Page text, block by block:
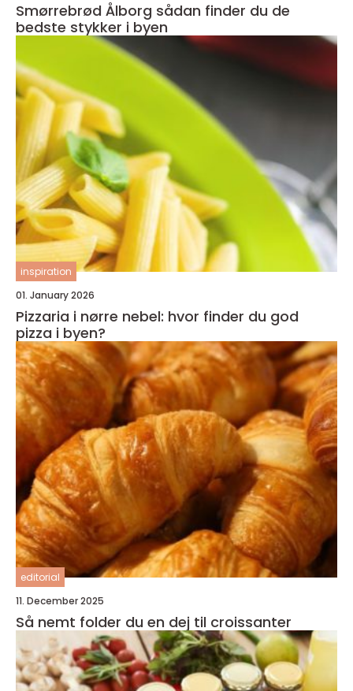
Smørrebrød Ålborg sådan finder du de
bedste stykker i byen
inspiration
01. January 2026
Pizzaria i nørre nebel: hvor finder du god
pizza i byen?
editorial
11. December 2025
Så nemt folder du en dej til croissanter